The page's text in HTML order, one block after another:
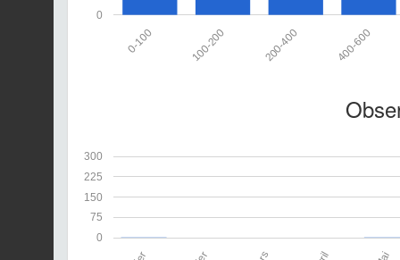
0
400-600
200-400
100-200
0-100
0
75
150
225
300